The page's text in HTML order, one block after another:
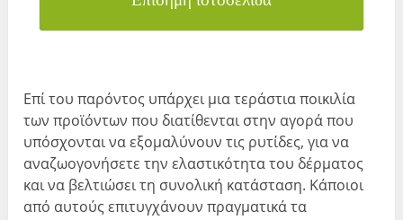
Επί του παρόντος υπάρχει μια τεράστια ποικιλία
των προϊόντων που διατίθενται στην αγορά που
υπόσχονται να εξομαλύνουν τις ρυτίδες, για να
αναζωογονήσετε την ελαστικότητα του δέρματος
και να βελτιώσει τη συνολική κατάσταση. Κάποιοι
από αυτούς επιτυγχάνουν πραγματικά τα